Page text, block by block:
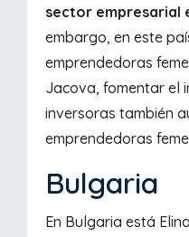
sector empresarial
embargo, en este
emprendedoras
Jacova, fomentar el
inversoras también
emprendedoras
Bulgaria
En Bulgaria está